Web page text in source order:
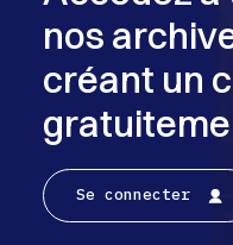
nos
créant un
Se connecter